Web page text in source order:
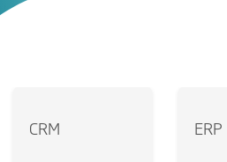
CRM ERP